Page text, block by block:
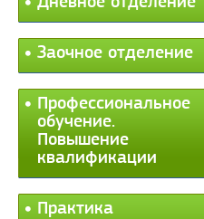
Заочное отделение
Профессиональное
обучение.
Повышение
квалификации
Практика